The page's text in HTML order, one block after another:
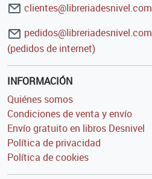
clientes@libreriadesnivel.com
pedidos@libreriadesnivel.com
(pedidos de internet)
INFORMACIÓN
Quiénes somos
Condiciones de venta y envío
Envío gratuito en libros Desnivel
Política de privacidad
Política de cookies